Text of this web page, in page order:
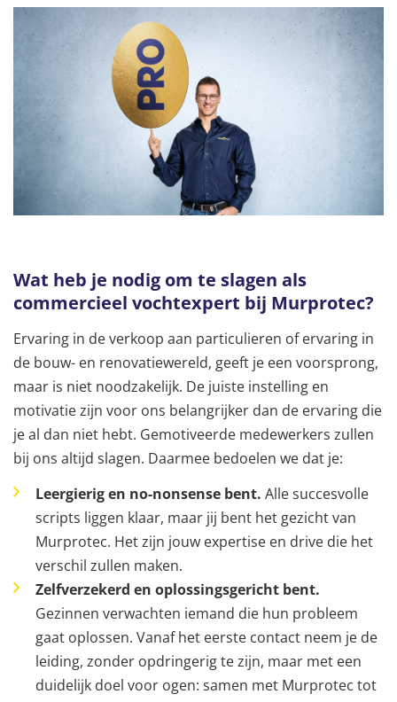
Wat heb je nodig om te slagen als
commercieel vochtexpert bij Murprotec?
Ervaring in de verkoop aan particulieren of ervaring in
de bouw- en renovatiewereld, geeft je een voorsprong,
maar is niet noodzakelijk. De juiste instelling en
motivatie zijn voor ons belangrijker dan de ervaring die
je al dan niet hebt. Gemotiveerde medewerkers zullen
bij ons altijd slagen. Daarmee bedoelen we dat je:
Leergierig en no-nonsense bent. Alle succesvolle
scripts liggen klaar, maar jij bent het gezicht van
Murprotec. Het zijn jouw expertise en drive die het
verschil zullen maken.
Zelfverzekerd en oplossingsgericht bent.
Gezinnen verwachten iemand die hun probleem
gaat oplossen. Vanaf het eerste contact neem je de
leiding, zonder opdringerig te zijn, maar met een
duidelijk doel voor ogen: samen met Murprotec tot